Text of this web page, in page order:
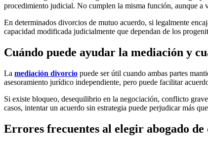
procedimiento judicial. No cumplen la misma función, aunque a
En determinados divorcios de mutuo acuerdo, si legalmente
capacidad modificada judicialmente que dependan de los
Cuándo puede ayudar la mediación y
La mediación divorcio puede ser útil cuando ambas partes
asesoramiento jurídico independiente, pero puede facilitar
Si existe bloqueo, desequilibrio en la negociación, conflicto
casos, intentar un acuerdo sin estrategia puede perjudicar más
Errores frecuentes al elegir abogado